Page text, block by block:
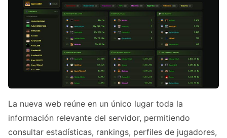
La nueva web reúne en un único lugar toda la
información relevante del servidor, permitiendo
consultar estadísticas, rankings, perfiles de jugadores,